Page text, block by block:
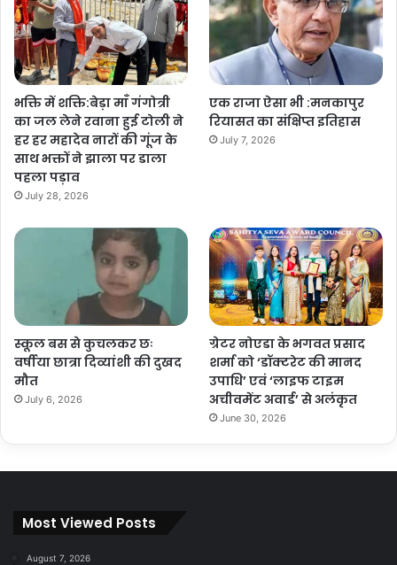
भक्ति में शक्ति:बेड़ा माँ गंगोत्री
का जल लेने रवाना हुई टोली ने
हर हर महादेव नारों की गूंज के
साथ भक्तों ने झाला पर डाला
पहला पड़ाव
July 28, 2026
एक राजा ऐसा भी :मनकापुर
रियासत का संक्षिप्त इतिहास
July 7, 2026
स्कूल बस से कुचलकर छः
वर्षीया छात्रा दिव्यांशी की दुखद
मौत
July 6, 2026
ग्रेटर नोएडा के भगवत प्रसाद
शर्मा को ‘डॉक्टरेट की मानद
उपाधि’ एवं ‘लाइफ टाइम
अचीवमेंट अवार्ड’ से अलंकृत
June 30, 2026
Most Viewed Posts
August 7, 2026